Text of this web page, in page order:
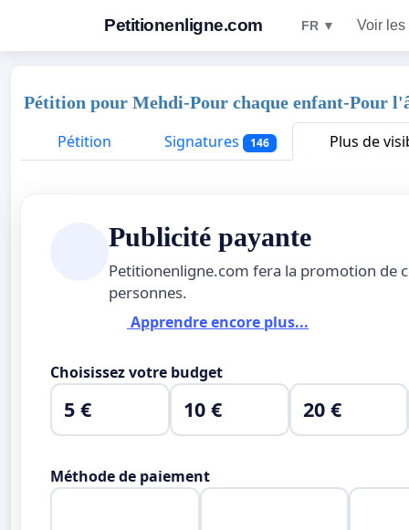
Petitionenligne.com FR ▼ Voir les
Pétition pour Mehdi-Pour chaque enfant-Pour
Pétition
Signatures 146 Plus de
Publicité payante
Petitionenligne.com fera la promotion de
personnes.
Apprendre encore plus...
Choisissez votre budget
5 € 10 € 20 €
Méthode de paiement